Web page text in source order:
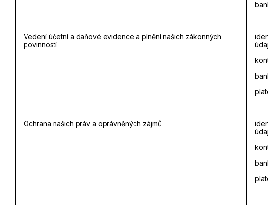
Vedení účetní a daňové evidence a plnění našich zákonných
povinností
Ochrana našich práv a oprávněných zájmů